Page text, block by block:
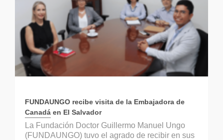
FUNDAUNGO recibe visita de la Embajadora de
Canadá en El Salvador
La Fundación Doctor Guillermo Manuel Ungo
(FUNDAUNGO) tuvo el agrado de recibir en sus